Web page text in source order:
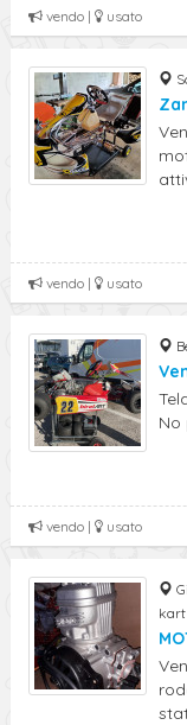
vendo | usato
vendo | usato
No
vendo | usato
kart